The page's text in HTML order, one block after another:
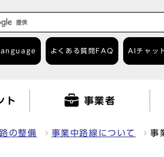
よくある質問 FAQ AIチャッ
ト 事業者
の整備 事業中路線について 事